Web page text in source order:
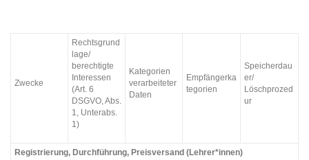
Zwecke
Rechtsgrund
lage/
berechtigte
Interessen
(Art. 6
DSGVO, Abs.
1, Unterabs.
1)
Kategorien
verarbeiteter
Daten
Empfängerka
tegorien
Speicherdau
er/
Löschprozed
ur
Registrierung, Durchführung, Preisversand (Lehrer*innen)